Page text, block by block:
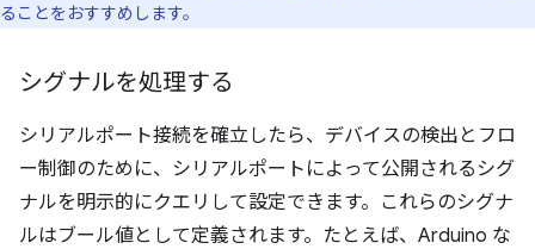
ることをおすすめします。
シグナルを処理する
シリアルポート接続を確立したら、デバイスの検出とフロ
ー制御のために、シリアルポートによって公開されるシグ
ナルを明示的にクエリして設定できます。これらのシグナ
ルはブール値として定義されます。たとえば、Arduino な